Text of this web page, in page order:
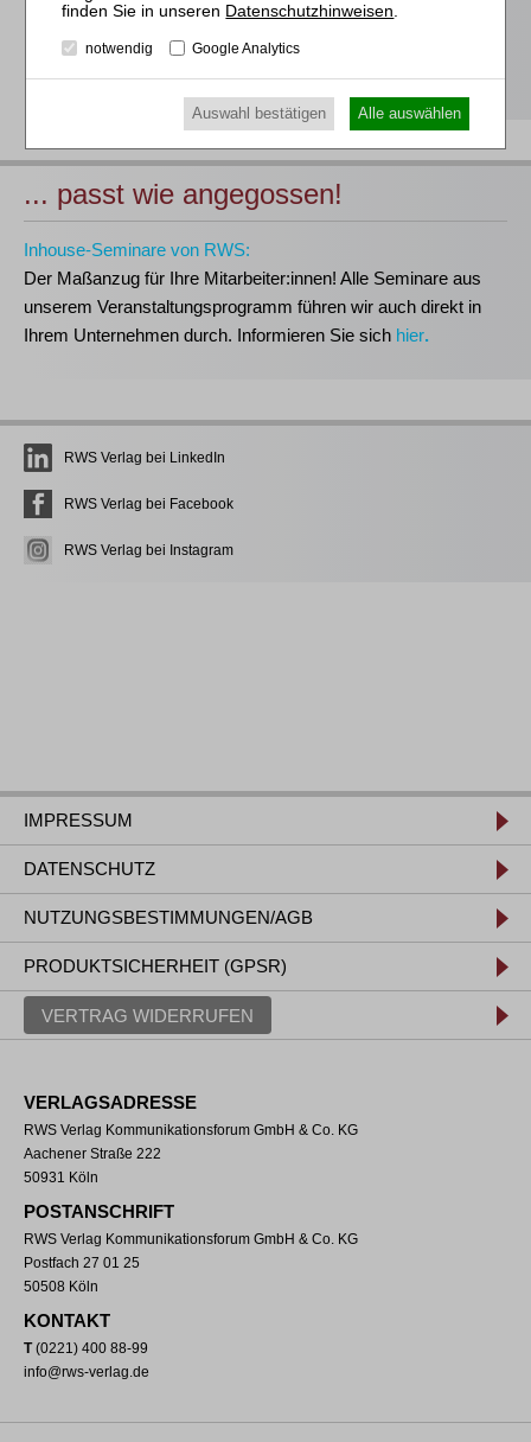
Teilnahmebescheinigungen gemäß
... passt wie angegossen!
Inhouse-Seminare von RWS:
Der Maßanzug für Ihre Mitarbeiter:innen! Alle Seminare aus
unserem Veranstaltungsprogramm führen wir auch direkt in
Ihrem Unternehmen durch. Informieren Sie sich hier.
RWS Verlag bei LinkedIn
RWS Verlag bei Facebook
RWS Verlag bei Instagram
IMPRESSUM
DATENSCHUTZ
NUTZUNGSBESTIMMUNGEN/AGB
PRODUKTSICHERHEIT (GPSR)
VERTRAG WIDERRUFEN
VERLAGSADRESSE
RWS Verlag Kommunikationsforum GmbH & Co. KG
Aachener Straße 222
50931 Köln
POSTANSCHRIFT
RWS Verlag Kommunikationsforum GmbH & Co. KG
Postfach 27 01 25
50508 Köln
KONTAKT
T(0221) 400 88-99
info@rws-verlag.de
Datenschutzhinweisen.
notwendig Google Analytics
Auswahl bestätigen Alle auswählen